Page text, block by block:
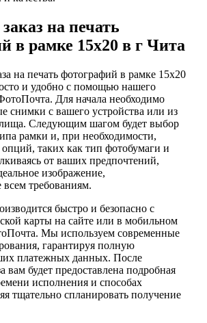
на печать
в рамке 15х20 в г Чита
на печать фотографий в рамке 15х20
и удобно с помощью нашего
Для начала необходимо
снимки с вашего устройства или из
Следующим шагом будет выбор
рамки и, при необходимости,
таких как тип фотобумаги и
от ваших предпочтений,
изображение,
всем требованиям.
быстро и безопасно с
карты на сайте или в мобильном
Мы используем современные
гарантируя полную
платежных данных. После
вам будет предоставлена подробная
исполнения и способах
тщательно спланировать получение